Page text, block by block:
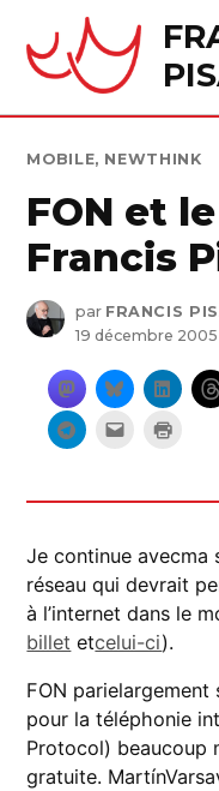
content
PUBLIÉ
MOBILE, NEWTHINK
FON et
Francis
par FRANCIS
19 décembre 2005
Je continue avecma
réseau qui devrait
à l’internet dans le
billet etcelui-ci).
FON parielargement
pour la téléphonie
Protocol) beaucoup
gratuite.